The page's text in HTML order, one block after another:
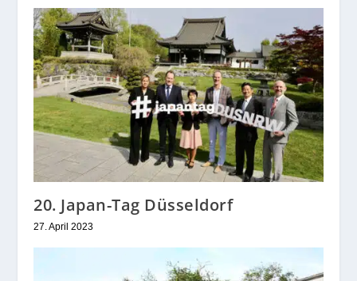
20. Japan-Tag Düsseldorf
27. April 2023